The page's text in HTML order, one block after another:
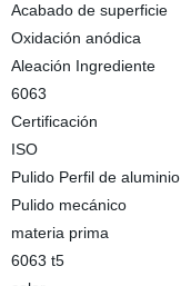
Acabado de superficie
Oxidación anódica
Aleación Ingrediente
6063
Certificación
ISO
Pulido Perfil de aluminio
Pulido mecánico
materia prima
6063 t5